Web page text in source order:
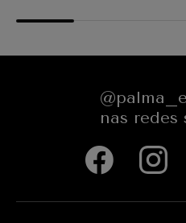
nas redes